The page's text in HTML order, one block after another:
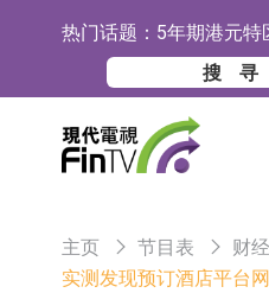
热门话题： 5年期港元特
2026年8月
1年期港元
于2026年8
香港证监会
行为取得13
【异动股】
团
统工程股权
地纬智能：
主页 节目表
财
实测发现预订酒店平台